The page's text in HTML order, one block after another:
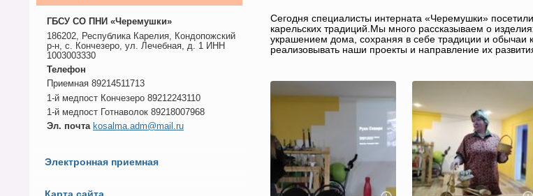
ГБСУ СО ПНИ «Черемушки»
186202, Республика Карелия, Кондопожский
р-н, с. Кончезеро, ул. Лечебная, д. 1 ИНН
1003003330
Телефон
Приемная 89214511713
1-й медпост Кончезеро 89212243110
1-й медпост Готнаволок 89218007968
Эл. почта kosalma.adm@mail.ru
Электронная приемная
Сегодня специалисты интерната «Черемушки»
карельских традиций.Мы много рассказываем о
украшением дома, сохраняя в себе традиции и обычаи
реализовывать наши проекты и направление их